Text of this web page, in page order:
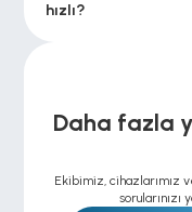
hızlı?
Daha fazla
Ekibimiz, cihazlarımız